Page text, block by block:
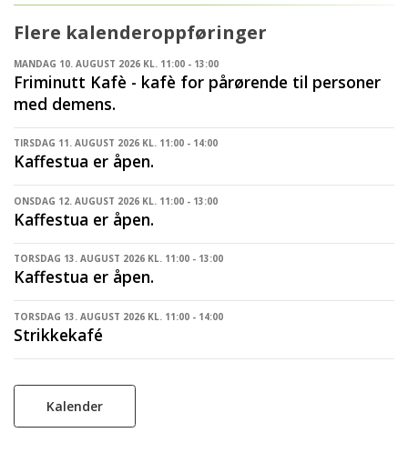
Flere kalenderoppføringer
MANDAG 10. AUGUST 2026 KL. 11:00 - 13:00
Friminutt Kafè - kafè for pårørende til personer
med demens.
TIRSDAG 11. AUGUST 2026 KL. 11:00 - 14:00
Kaffestua er åpen.
ONSDAG 12. AUGUST 2026 KL. 11:00 - 13:00
Kaffestua er åpen.
TORSDAG 13. AUGUST 2026 KL. 11:00 - 13:00
Kaffestua er åpen.
TORSDAG 13. AUGUST 2026 KL. 11:00 - 14:00
Strikkekafé
Kalender